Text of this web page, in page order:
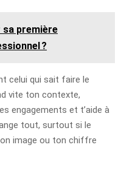
première
?
celui qui sait faire le
vite ton contexte,
engagements et t’aide à
tout, surtout si le
image ou ton chiffre